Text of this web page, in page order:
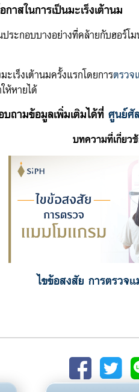
าสในการเป็นมะเร็งเต้านม
ะกอบบางอย่างที่คล้ายกับฮอร์
เร็งเต้านมครั้งแรกโดยการตรวจ
ห้หายได้
บถามข้อมูลเพิ่มเติมได้ที่ ศูนย์ศั
บทความที่เกี่ยว
ไขข้อสงสัย การตรวจ